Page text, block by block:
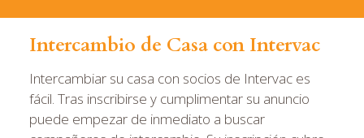
Intercambio de Casa con Intervac
Intercambiar su casa con socios de Intervac es
fácil. Tras inscribirse y cumplimentar su anuncio
puede empezar de inmediato a buscar